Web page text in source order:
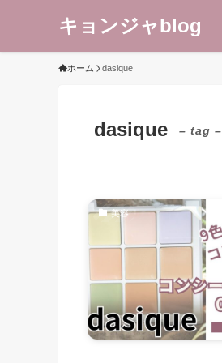
キョンジャblog
ホーム dasique
dasique – tag –
美容